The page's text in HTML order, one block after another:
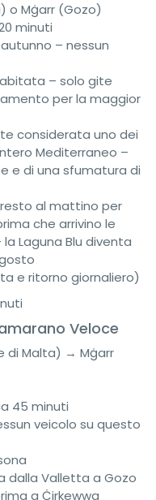
o Mġarr (Gozo)
minuti
– nessun
– solo gite
per la maggior
considerata uno dei
Mediterraneo –
e di una sfumatura di
al mattino per
che arrivino le
Laguna Blu diventa
e ritorno giornaliero)
Veloce
di Malta) → Mġarr
45 minuti
veicolo su questo
dalla Valletta a Gozo
a Ċirkewwa